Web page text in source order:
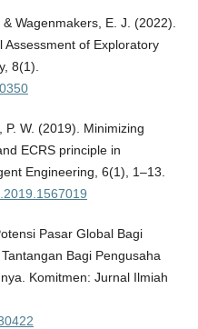
Wagenmakers, E. J. (2022).
Assessment of Exploratory
8(1).
W. (2019). Minimizing
ECRS principle in
Engineering, 6(1), 1–13.
Pasar Global Bagi
Bagi Pengusaha
Komitmen: Jurnal Ilmiah